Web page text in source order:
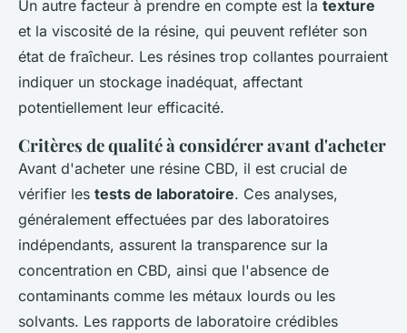
Un autre facteur à prendre en compte est la texture
et la viscosité de la résine, qui peuvent refléter son
état de fraîcheur. Les résines trop collantes pourraient
indiquer un stockage inadéquat, affectant
potentiellement leur efficacité.
Critères de qualité à considérer avant d'acheter
Avant d'acheter une résine CBD, il est crucial de
vérifier les tests de laboratoire. Ces analyses,
généralement effectuées par des laboratoires
indépendants, assurent la transparence sur la
concentration en CBD, ainsi que l'absence de
contaminants comme les métaux lourds ou les
solvants. Les rapports de laboratoire crédibles